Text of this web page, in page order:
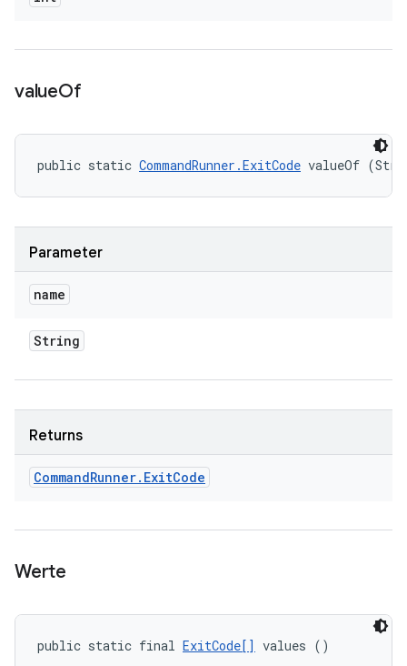
valueOf
public static CommandRunner.ExitCode valueOf
Parameter
name
String
Returns
CommandRunner. ExitCode
Werte
public static final ExitCode[] values ()